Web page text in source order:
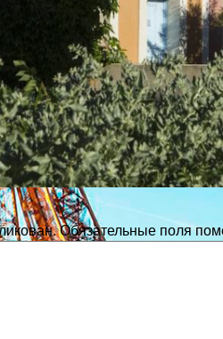
Обязательные поля